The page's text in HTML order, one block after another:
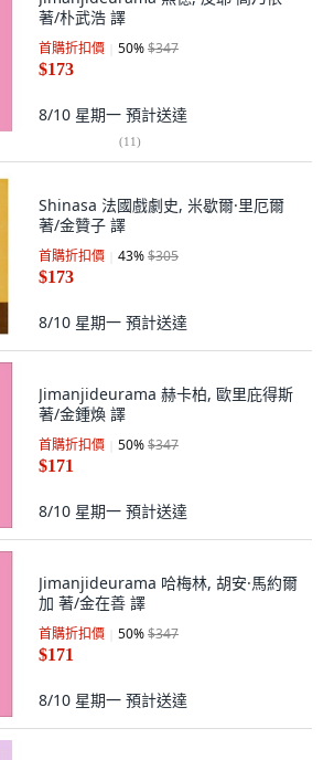
著/朴武浩 譯
首購折扣價 50%$347
$173
8/10 星期一 預計送達
(11)
Shinasa 法國戲劇史, 米歇爾·里厄爾
著/金贊子 譯
首購折扣價 43%$305
$173
8/10 星期一 預計送達
Jimanjideurama 赫卡柏, 歐里庇得斯
著/金鍾煥 譯
首購折扣價 50%$347
$171
8/10 星期一 預計送達
Jimanjideurama 哈梅林, 胡安·馬約爾
加 著/金在善 譯
首購折扣價 50%$347
$171
8/10 星期一 預計送達